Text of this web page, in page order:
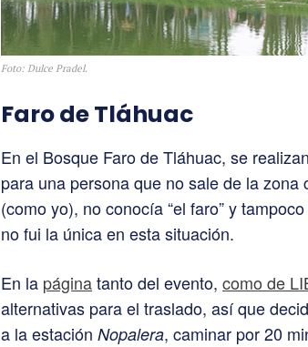
Foto: Dulce Pradel.
Faro deTláhuac
En el Bosque Faro de Tláhuac, se
para una persona que no sale de la
(como yo), no conocía “el faro” y
no fui la única en esta situación.
En la páginatanto del evento, como de
alternativas para el traslado, así que
a la estación Nopalera, caminar por 20